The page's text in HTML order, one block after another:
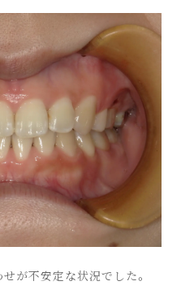
が不安定な状況でした。